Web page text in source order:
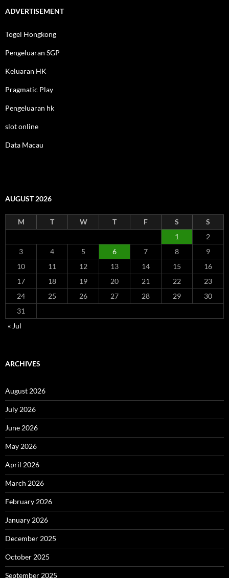
ADVERTISEMENT
Togel Hongkong
Pengeluaran SGP
Keluaran HK
Pragmatic Play
Pengeluaran hk
slot online
Data Macau
AUGUST 2026
M T W T F S
S
1
2
3
4 5 6 7 8
9
10
11 12 13 14 15
16
17
18 19 20 21 22
23
24
25 26 27 28 29
30
31
« Jul
ARCHIVES
August 2026
July 2026
June 2026
May 2026
April 2026
March 2026
February 2026
January 2026
December 2025
October 2025
September 2025